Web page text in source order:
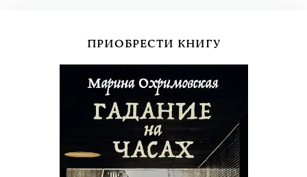
ПРИОБРЕСТИ КНИГУ